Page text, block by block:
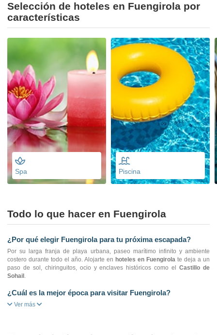
Selección de hoteles en Fuengirola por
características
Spa Piscina
Todo lo que hacer en Fuengirola
¿Por qué elegir Fuengirola para tu próxima escapada?
Por su larga franja de playa urbana, paseo marítimo infinito y ambiente
costero durante todo el año. Alojarte en hoteles en Fuengirola te deja a un
paso de sol, chiringuitos, ocio y enclaves históricos como elCastillo de
Sohail .
¿Cuál es la mejor época para visitar Fuengirola?
Ver más